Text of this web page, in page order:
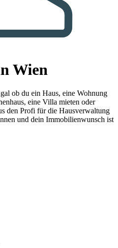
Wien
ob du ein Haus, eine Wohnung
eine Villa mieten oder
den Profi für die Hausverwaltung
und dein Immobilienwunsch ist